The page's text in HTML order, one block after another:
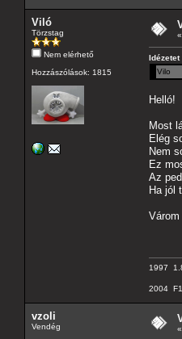
Viló
Törzstag
Nem elérhető
Hozzászólások: 1815
«
Idézetet
Vilo
Helló!
Most
Elég
Nem
Ez
Az
Ha jól
Várom
1997
2004 F1
vzoli
Vendég «